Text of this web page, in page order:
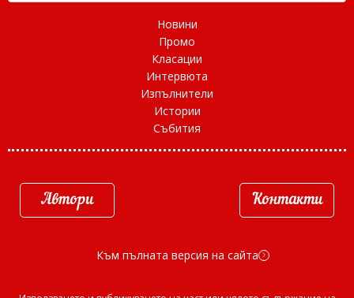
Новини
Промо
Класации
Интервюта
Изпълнители
Истории
Събития
Автори Контакти
Към пълната версия на сайта d